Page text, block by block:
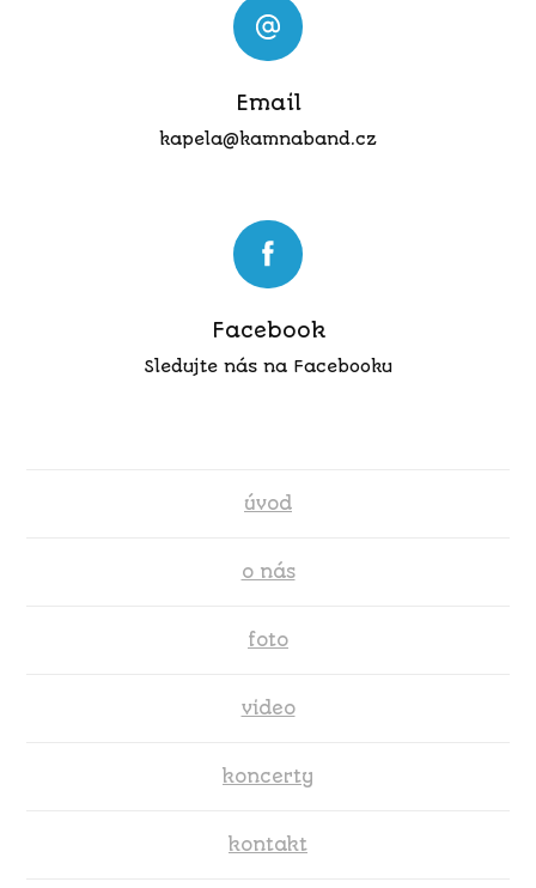
Email
kapela@kamnaband.cz
Facebook
Sledujte nás na Facebooku
úvod
o nás
foto
video
koncerty
kontakt